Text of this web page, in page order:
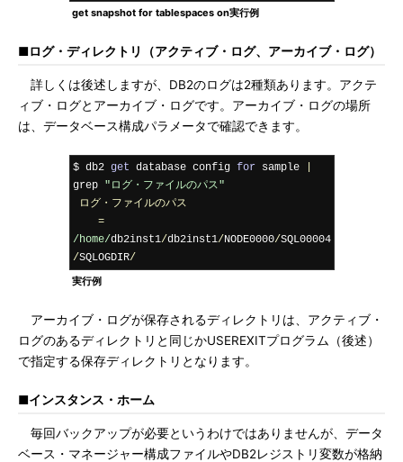
get snapshot for tablespaces on実行例
■ログ・ディレクトリ（アクティブ・ログ、アーカイブ・ログ）
詳しくは後述しますが、DB2のログは2種類あります。アクテ
ィブ・ログとアーカイブ・ログです。アーカイブ・ログの場所
は、データベース構成パラメータで確認できます。
$ db2 get database config for sample
grep "ログ・ファイルのパス"
ログ・ファイルのパス
=
/home/db2inst1/db2inst1/NODE0000/SQL00004
/SQLOGDIR/
実行例
アーカイブ・ログが保存されるディレクトリは、アクティブ・
ログのあるディレクトリと同じかUSEREXITプログラム（後述）
で指定する保存ディレクトリとなります。
■インスタンス・ホーム
毎回バックアップが必要というわけではありませんが、データ
ベース・マネージャー構成ファイルやDB2レジストリ変数が格納